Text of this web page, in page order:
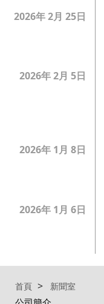
2026年 2月 25日
2026年 2月 5日
2026年 1月 8日
2026年 1月 6日
首頁 新聞室